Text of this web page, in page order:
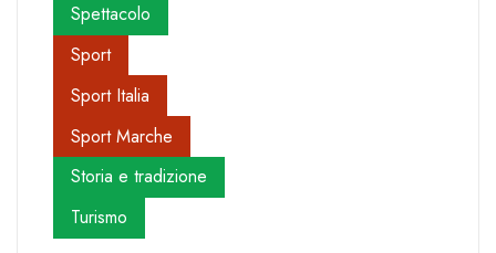
Spettacolo
Sport
Sport Italia
Sport Marche
Storia e tradizione
Turismo